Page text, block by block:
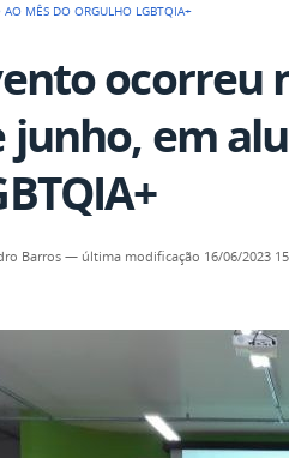
MÊS DO ORGULHO LGBTQIA+
ocorreu
junho, em
Barros — última modificação 16/06/2023